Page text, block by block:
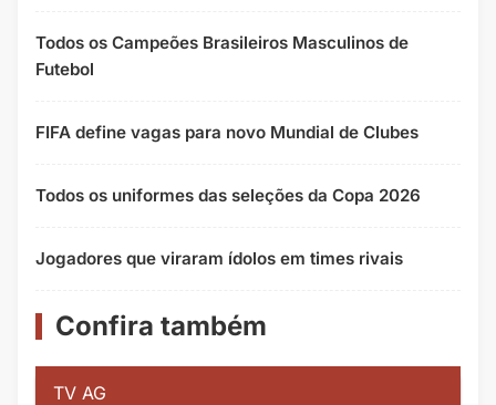
Todos os Campeões Brasileiros Masculinos de
Futebol
FIFA define vagas para novo Mundial de Clubes
Todos os uniformes das seleções da Copa 2026
Jogadores que viraram ídolos em times rivais
Confira também
TV AG